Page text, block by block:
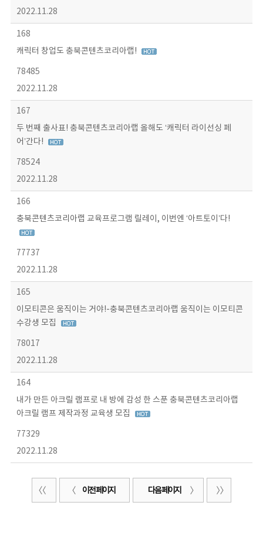
2022.11.28
168
캐릭터 창업도 충북콘텐츠코리아랩!
78485
2022.11.28
167
두 번째 출사표! 충북콘텐츠코리아랩 올해도 ‘캐릭터 라이선싱 페
어’간다!
78524
2022.11.28
166
충북콘텐츠코리아랩 교육프로그램 릴레이, 이번엔 ‘아트토이’다!
77737
2022.11.28
165
이모티콘은 움직이는 거야!-충북콘텐츠코리아랩 움직이는 이모티콘
수강생 모집
78017
2022.11.28
164
내가 만든 아크릴 램프로 내 방에 감성 한 스푼 충북콘텐츠코리아랩
아크릴 램프 제작과정 교육생 모집
77329
2022.11.28
이전 페이지 다음 페이지